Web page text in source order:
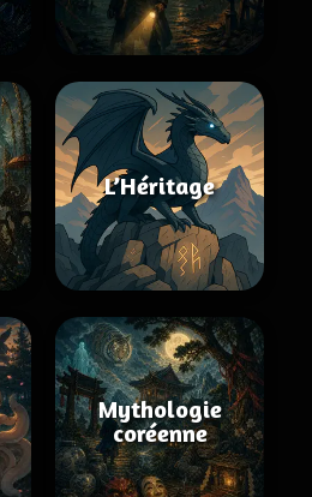
L’Héritage
Mythologie
coréenne